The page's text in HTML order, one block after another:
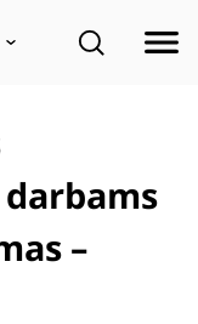
–